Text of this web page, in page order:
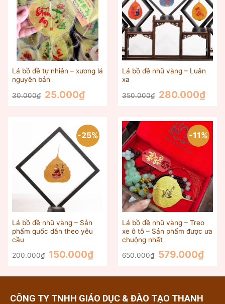
Lá bồ đề tự nhiên – xương lá
nguyên bản
30.000₫ Giá
gốc
25.000₫Giá
hiện
Lá bồ đề nhũ vàng – Luân
xa
350.000₫ Giá
gốc
280.000₫Giá
hiện
-25%
Lá bồ đề nhũ vàng – Sản
phẩm quốc dân theo yêu
cầu
200.000₫ Giá
gốc
150.000₫Giá
hiện
150.000₫.
-11%
Lá bồ đề nhũ vàng – Treo
xe ô tô – Sản phẩm được ưa
chuộng nhất
650.000₫ Giá
gốc
579.000₫Giá
hiện
CÔNG TY TNHH GIÁO DỤC & ĐÀO TẠO THANH